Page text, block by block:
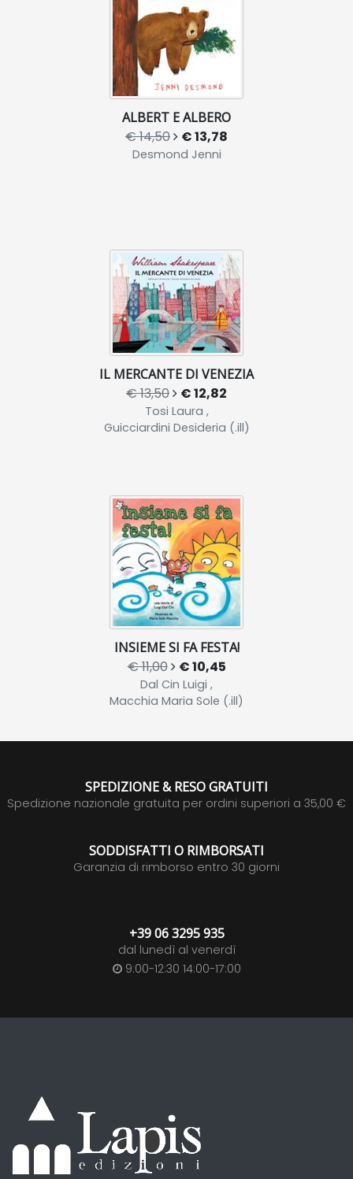
ALBERT E ALBERO
€ 14,50 € 13,78
Desmond Jenni
IL MERCANTE DI VENEZIA
€ 13,50 € 12,82
Tosi Laura ,
Guicciardini Desideria (.ill)
INSIEME SI FA FESTA!
€ 11,00 € 10,45
Dal Cin Luigi ,
Macchia Maria Sole (.ill)
SPEDIZIONE & RESO GRATUITI
Spedizione nazionale gratuita per ordini superiori a 35,00 €
SODDISFATTI O RIMBORSATI
Garanzia di rimborso entro 30 giorni
+39 06 3295 935
dal lunedì al venerdì
9:00-12:30 14:00-17:00